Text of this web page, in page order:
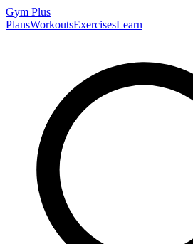
Gym Plus
PlansWorkoutsExercisesLearn